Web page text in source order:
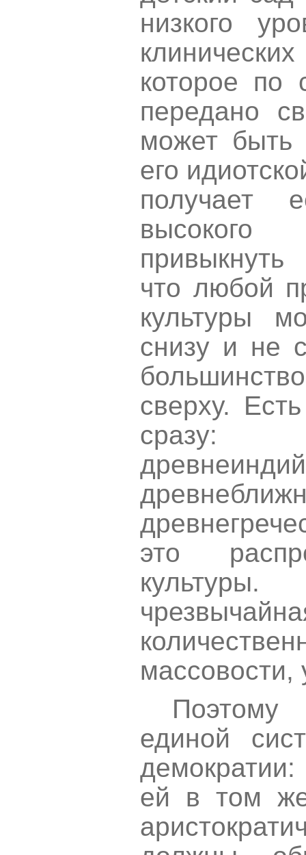
низкого
которое
передано
может быть
его
получает
высокого
что любой
культуры
снизу и не
сверху.
сразу:
это
массовости,
единой
ей в том же